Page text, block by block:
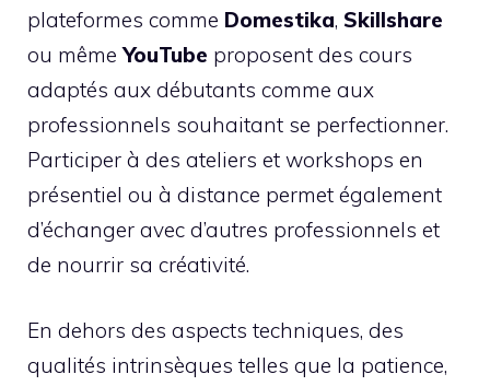
plateformes comme Domestika, Skillshare
ou mêmeYouTube proposent des cours
adaptés aux débutants comme aux
professionnels souhaitant se perfectionner.
Participer à des ateliers et workshops en
présentiel ou à distance permet également
d’échanger avec d’autres professionnels et
de nourrir sa créativité.
En dehors des aspects techniques, des
qualités intrinsèques telles que la patience,